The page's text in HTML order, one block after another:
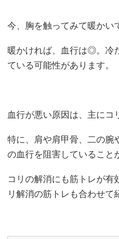
今、胸を触ってみて暖かい
暖かければ、血行は◎。冷
ている可能性があります。
血行が悪い原因は、主にコ
特に、肩や肩甲骨、二の腕
の血行を阻害していること
コリの解消にも筋トレが有
リ解消の筋トレも合わせて